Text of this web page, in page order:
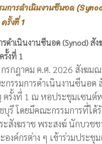
มการดำเนินงานซีนอด
รั้งที่ 1
รดำเนินงานซีนอด (Synod) สั
รั้งที่ 1
กฎาคม ค.ศ. 2026 สังฆม
กรรมการดำเนินงานซีนอด
ครั้งที่ 1 ณ หอประชุมเซนต์
บุรี โดยมีคณะกรรมการที่ได้
ะสังฆราช พระสงฆ์ นักบวช
องค์กรต่าง ๆ เข้าร่วมประชุ